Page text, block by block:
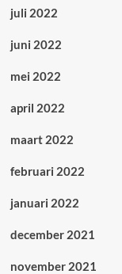
juli 2022
juni 2022
mei 2022
april 2022
maart 2022
februari 2022
januari 2022
december 2021
november 2021